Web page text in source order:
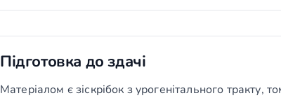
Підготовка до здачі
Матеріалом є зіскрібок з урогенітального тракту,